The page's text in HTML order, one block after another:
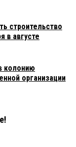
строительство
в августе
колонию
организации